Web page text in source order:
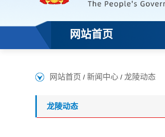
网站首页
网站首页 / 新闻中心 / 龙陵动态
龙陵动态